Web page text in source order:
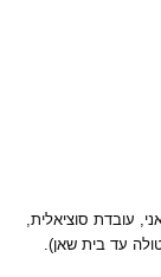
עובדת סוציאלית,
עד בית שאן).